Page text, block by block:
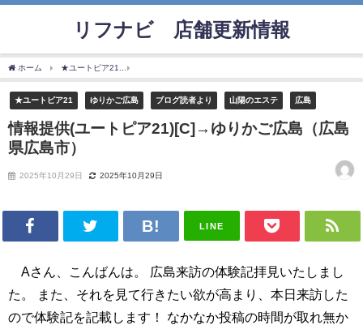
リフナビ®店舗更新情報
ホーム ★ユートピア21
★ユートピア21 ゆりかご広島 ブログ読者より 山陽のエステ 広島
情報提供(ユートピア21)[C]→ゆりかご広島（広島
県広島市）
2025年10月29日 2025年10月29日
LINE
Aさん、こんばんは。 広島来訪の体験記拝見いたしまし
た。 また、それを見て行きたい欲が高まり、本日来訪した
ので体験記を記載します！ なかなか投稿の時間が取れ無か